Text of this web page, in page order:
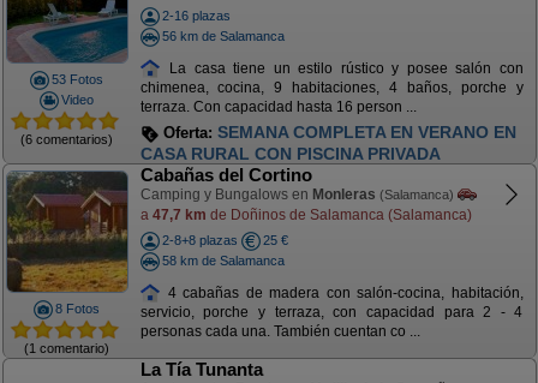
53 Fotos
Video
(6 comentarios)
2-16 plazas
56 km de Salamanca
La casa tiene un estilo rústico y posee salón con
chimenea, cocina, 9 habitaciones, 4 baños, porche y
terraza. Con capacidad hasta 16 person ...
Oferta: SEMANA COMPLETA EN VERANO EN
CASA RURAL CON PISCINA PRIVADA
8 Fotos
(1 comentario)
Cabañas del Cortino
Camping y Bungalows en Monleras (Salamanca)
a 47,7 km de Doñinos de Salamanca (Salamanca)
2-8+8 plazas
25 €
58 km de Salamanca
4 cabañas de madera con salón-cocina, habitación,
servicio, porche y terraza, con capacidad para 2 - 4
personas cada una. También cuentan co ...
La Tía Tunanta